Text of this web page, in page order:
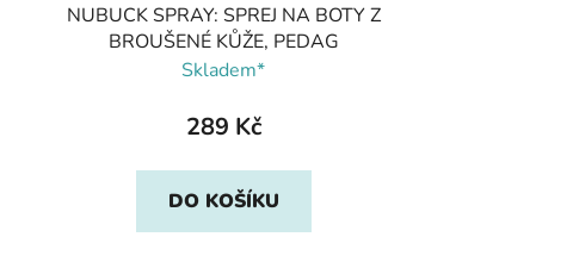
NUBUCK SPRAY: SPREJ NA BOTY Z
BROUŠENÉ KŮŽE, PEDAG
Skladem*
289 Kč
DO KOŠÍKU